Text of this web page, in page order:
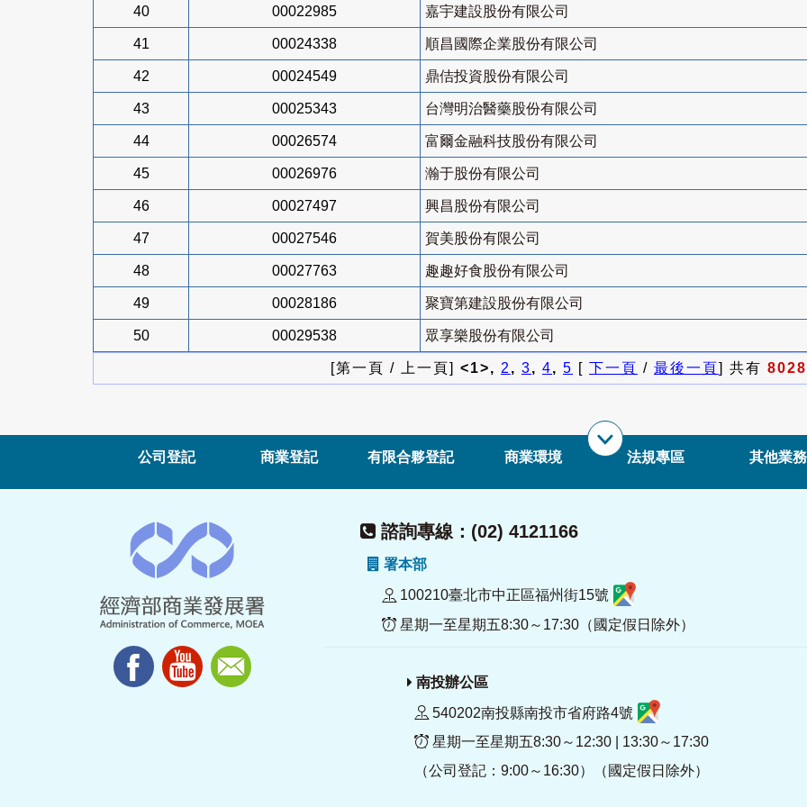
40 00022985 嘉宇建設股份有限公司
41 00024338 順昌國際企業股份有限公司
42 00024549 鼎佶投資股份有限公司
43 00025343 台灣明治醫藥股份有限公司
44 00026574 富爾金融科技股份有限公司
45 00026976 瀚于股份有限公司
46 00027497 興昌股份有限公司
47 00027546 賀美股份有限公司
48 00027763 趣趣好食股份有限公司
49 00028186 聚寶第建設股份有限公司
50 00029538 眾享樂股份有限公司
[第一頁 / 上一頁] <1>, 2, 3, 4, 5 [ 下一頁 / 最後一頁] 共有 8028
公司登記 商業登記 有限合夥登記 商業環境 法規專區 其他業務
諮詢專線：(02) 4121166
署本部
100210臺北市中正區福州街15號
星期一至星期五8:30～17:30（國定假日除外）
南投辦公區
540202南投縣南投市省府路4號
星期一至星期五8:30～12:30 | 13:30～17:30
（公司登記：9:00～16:30）（國定假日除外）